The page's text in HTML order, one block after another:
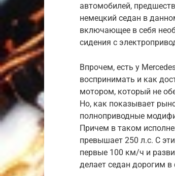
автомобилей,
немецкий седан в
включающее в себя
сидения с
Впрочем, есть у
воспринимать и как
мотором, который не
Но, как показывает
полноприводные
Причем в таком
превышает 250 л.с. С
первые 100 км/ч и
делает седан дорогим